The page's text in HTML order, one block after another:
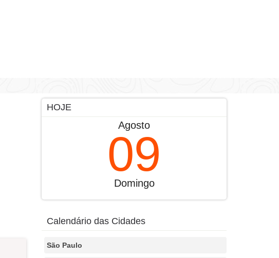
HOJE
Agosto
09
Domingo
Calendário das Cidades
São Paulo